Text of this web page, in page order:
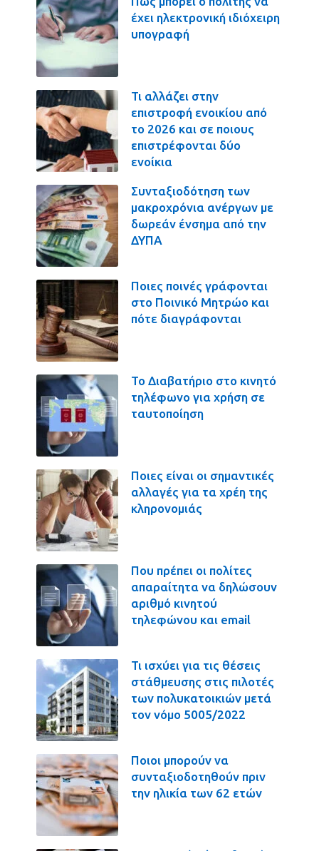
έχει ηλεκτρονική ιδιόχειρη
υπογραφή
Τι αλλάζει στην
επιστροφή ενοικίου από
το 2026 και σε ποιους
επιστρέφονται δύο
ενοίκια
Συνταξιοδότηση των
μακροχρόνια ανέργων με
δωρεάν ένσημα από την
ΔΥΠΑ
Ποιες ποινές γράφονται
στο Ποινικό Μητρώο και
πότε διαγράφονται
Το Διαβατήριο στο κινητό
τηλέφωνο για χρήση σε
ταυτοποίηση
Ποιες είναι οι σημαντικές
αλλαγές για τα χρέη της
κληρονομιάς
Που πρέπει οι πολίτες
απαραίτητα να δηλώσουν
αριθμό κινητού
τηλεφώνου και email
Τι ισχύει για τις θέσεις
στάθμευσης στις πιλοτές
των πολυκατοικιών μετά
τον νόμο 5005/2022
Ποιοι μπορούν να
συνταξιοδοτηθούν πριν
την ηλικία των 62 ετών